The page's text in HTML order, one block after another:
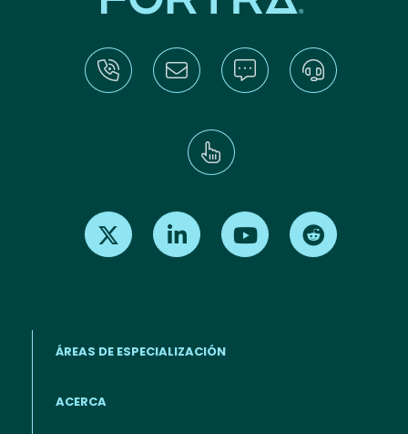
Find us on X Find us on LinkedInFind us on Youtube
Footer menu (ES)
ÁREAS DE ESPECIALIZACIÓN
ACERCA